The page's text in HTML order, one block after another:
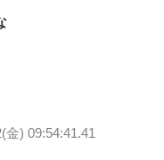
金) 09:54:41.41